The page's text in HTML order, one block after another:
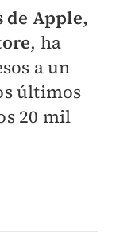
de Apple,
, ha
a un
últimos
20 mil